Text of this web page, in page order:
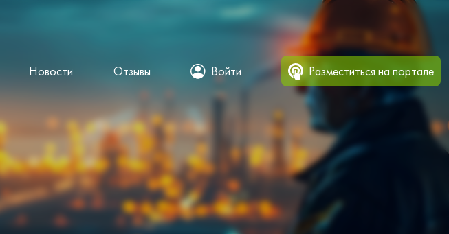
Новости Отзывы Войти Разместиться на портале